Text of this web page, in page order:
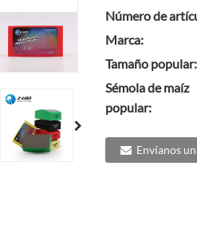
Número de
Marca:
Tamaño popular:
Sémola de maíz
popular:
Envíanos